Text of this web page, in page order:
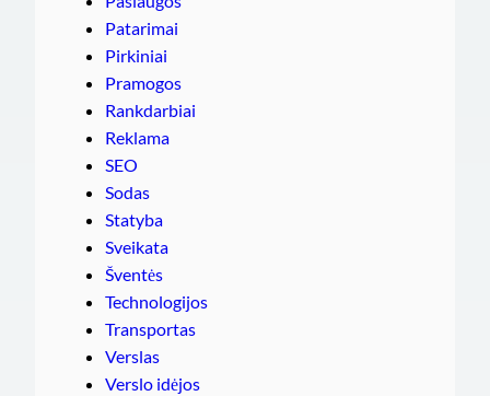
Patarimai
Pirkiniai
Pramogos
Rankdarbiai
Reklama
SEO
Sodas
Statyba
Sveikata
Šventės
Technologijos
Transportas
Verslas
Verslo idėjos